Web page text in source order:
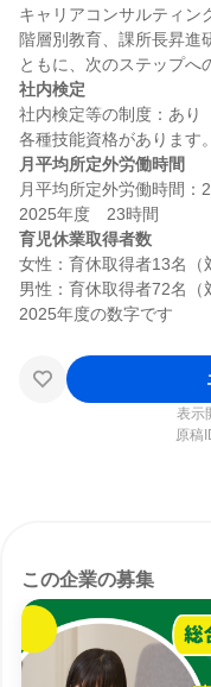
キャリアコンサルティン
階層別教育、課所長昇進
社内検定
社内検定等の制度：あり
月平均所定外労働時間
月平均所定外労働時間：
育児休業取得者数
女性：育休取得者13名（
男性：育休取得者72名（
表示
原稿
この企業の募集